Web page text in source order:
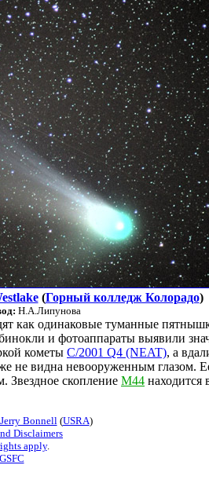
(Горный колледж Колорадо)
Н.А.Липунова
как одинаковые туманные
и фотоаппараты выявили
кометы C/2001 Q4 (NEAT), а
не видна невооруженным глазом.
Звездное скопление M44 находится
Jerry Bonnell(USRA)
Disclaimers
apply.
GSFC